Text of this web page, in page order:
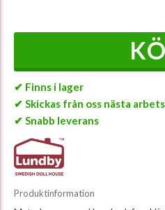
✔ Finns i lager
✔ Skickas från oss nästa
✔ Snabb leverans
Produktinformation